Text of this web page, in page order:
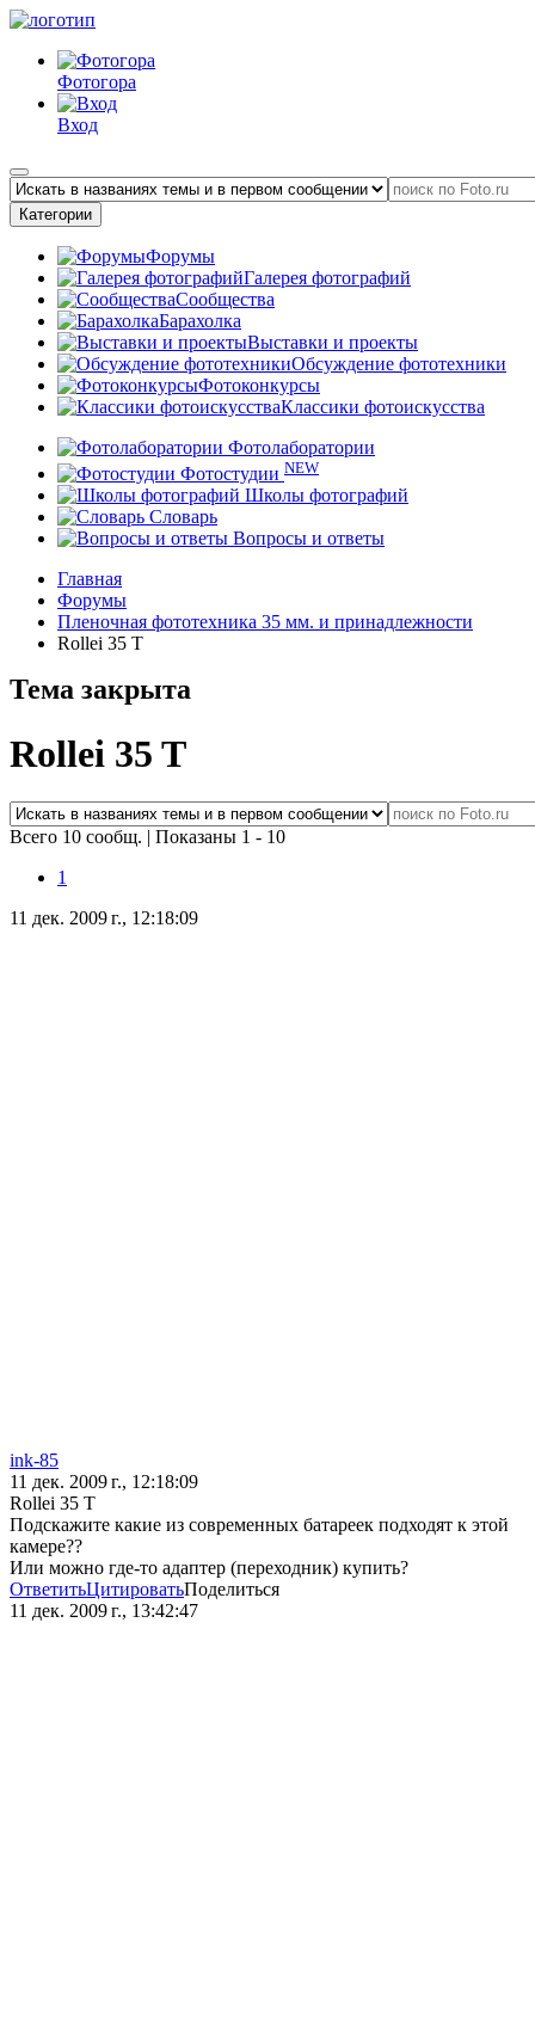
Фотогора
Вход
Категории
Форумы
Галерея фотографий
Сообщества
Барахолка
Выставки и проекты
Обсуждение фототехники
Фотоконкурсы
Классики фотоискусства
Фотолаборатории
Фотостудии NEW
Школы фотографий
Словарь
Вопросы и ответы
Главная
Форумы
Пленочная фототехника 35 мм. и принадлежности
Rollei 35 T
Тема закрыта
Rollei 35 T
Всего 10 сообщ. | Показаны 1 - 10
1
11 дек. 2009 г., 12:18:09
ink-85
11 дек. 2009 г., 12:18:09
Rollei 35 T
Подскажите какие из современных батареек подходят к этой
камере??
Или можно где-то адаптер (переходник) купить?
ОтветитьЦитироватьПоделиться
11 дек. 2009 г., 13:42:47